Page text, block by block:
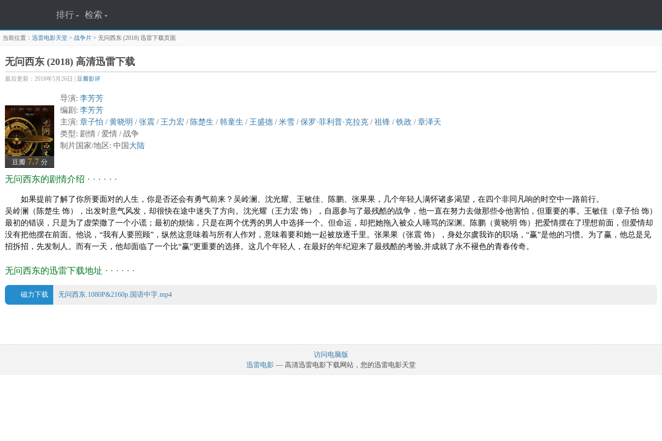
排行 检索
当前位置： 迅雷电影天堂 > 战争片 > 无问西东 (2018) 迅雷下载页面
无问西东 (2018) 高清迅雷下载
最后更新：2018年5月26日 | 豆瓣影评
豆瓣 7.7 分
导演: 李芳芳
编剧: 李芳芳
主演: 章子怡 /黄晓明 /张震 / 王力宏 / 陈楚生 /韩童生 / 王盛德 /米雪 /保罗·菲利普·克拉克 /祖锋 /铁政 /章泽天
类型: 剧情 / 爱情 / 战争
制片国家/地区: 中国 大陆
片长: 138分钟
IMDb链接: tt2401825
无问西东的剧情介绍 · · · · · ·
如果提前了解了你所要面对的人生，你是否还会有勇气前来？吴岭澜、沈光耀、王敏佳、陈鹏、张果果，几个年轻人满怀诸多渴望，在四个非同凡响的时空中一路前行。
吴岭澜（陈楚生 饰），出发时意气风发，却很快在途中迷失了方向。沈光耀（王力宏 饰），自愿参与了最残酷的战争，他一直在努力去做那些令他害怕，但重要的事。王敏佳（章子怡 饰）
最初的错误，只是为了虚荣撒了一个小谎；最初的烦恼，只是在两个优秀的男人中选择一个。但命运，却把她拖入被众人唾骂的深渊。陈鹏（黄晓明 饰）把爱情摆在了理想前面，但爱情却
没有把他摆在前面。他说，“我有人要照顾”，纵然这意味着与所有人作对，意味着要和她一起被放逐千里。张果果（张震 饰），身处尔虞我诈的职场，“赢”是他的习惯。为了赢，他总是见
招拆招，先发制人。而有一天，他却面临了一个比“赢”更重要的选择。这几个年轻人，在最好的年纪迎来了最残酷的考验,并成就了永不褪色的青春传奇。
无问西东的迅雷下载地址 · · · · · ·
磁力下载 无问西东.1080P&2160p.国语中字.mp4
访问电脑版
迅雷电影 — 高清迅雷电影下载网站，您的迅雷电影天堂